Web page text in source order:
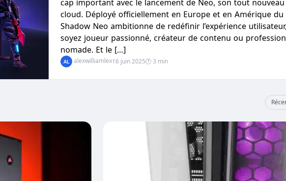
cap important avec le lancement de Neo, son tout nouveau
cloud. Déployé officiellement en Europe et en Amérique du
Shadow Neo ambitionne de redéfinir l’expérience
soyez joueur passionné, créateur de contenu ou
nomade. Et le […]
alexwilliamlex16 juin 2025🕐 3 min